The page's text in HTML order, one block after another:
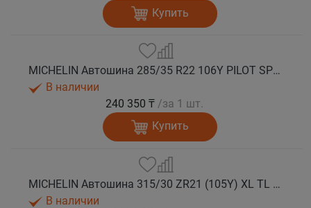
Купить
MICHELIN Автошина 285/35 R22 106Y PILOT SPORT 4S лето
В наличии
240 350 ₸ /за 1 шт.
Купить
MICHELIN Автошина 315/30 ZR21 (105Y) XL TL PILOT SPORT 4S AML лето
В наличии